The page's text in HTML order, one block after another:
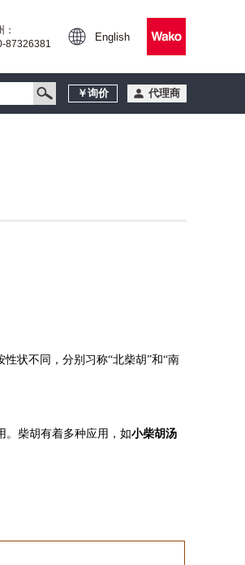
：
87326381
English
￥询价 代理商
状不同，分别习称“北柴胡”和“南
。柴胡有着多种应用，如小柴胡汤